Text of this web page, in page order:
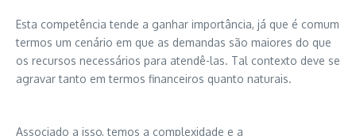
Esta competência tende a ganhar importância, já que é comum
termos um cenário em que as demandas são maiores do que
os recursos necessários para atendê-las. Tal contexto deve se
agravar tanto em termos financeiros quanto naturais.
Associado a isso, temos a complexidade e a